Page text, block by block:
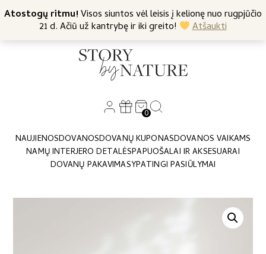
Atostogų ritmu!Visos siuntos vėl leisis į kelionę nuo rugpjūčio
21 d. Ačiū už kantrybę ir iki greito!
Atšaukti
Nemokamas siuntimas nuo 45 Eur +370 682 57369
0
NAUJIENOSDOVANOSDOVANŲ KUPONASDOVANOS VAIKAMS
NAMŲ INTERJERO DETALĖSPAPUOŠALAI IR AKSESUARAI
DOVANŲ PAKAVIMASYPATINGI PASIŪLYMAI